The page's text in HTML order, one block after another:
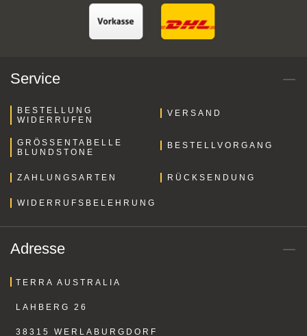
Service
BESTELLUNG
WIDERRUFEN
VERSAND
GRÖSSENTABELLE B
LUNDSTONE
BESTELLVORGANG
ZAHLUNGSARTEN RÜCKSENDUNG
WIDERRUFSBELEHRUNG
Adresse
TERRA AUSTRALIA
LAHBERG 26
38315 WERLABURGDORF